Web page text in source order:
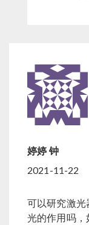
婷婷 钟
2021-11-22
可以研究激光
光的作用吗，